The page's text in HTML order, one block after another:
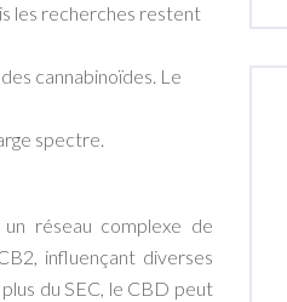
les recherches restent
cannabinoïdes. Le
spectre.
réseau complexe de
influençant diverses
du SEC, le CBD peut